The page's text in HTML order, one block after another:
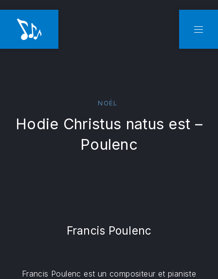
NOËL
Hodie Christus natus est –
Poulenc
Francis Poulenc
Francis Poulenc est un compositeur et pianiste